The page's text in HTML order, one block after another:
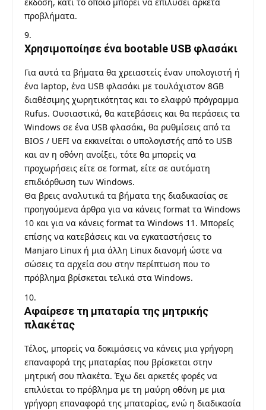
προβλήματα.
Χρησιμοποίησε ένα bootable USB φλασάκι
Για αυτά τα βήματα θα χρειαστείς έναν υπολογιστή ή
ένα laptop, ένα USB φλασάκι με τουλάχιστον 8GB
διαθέσιμης χωρητικότητας και το ελαφρύ πρόγραμμα
Rufus. Ουσιαστικά, θα κατεβάσεις και θα περάσεις τα
Windows σε ένα USB φλασάκι, θα ρυθμίσεις από τα
BIOS / UEFI να εκκινείται ο υπολογιστής από το USB
και αν η οθόνη ανοίξει, τότε θα μπορείς να
προχωρήσεις είτε σε format, είτε σε αυτόματη
επιδιόρθωση των Windows.
Θα βρεις αναλυτικά τα βήματα της διαδικασίας σε
προηγούμενα άρθρα για να κάνεις format τα Windows
10 και για να κάνεις format τα Windows 11 . Μπορείς
επίσης να κατεβάσεις και να εγκαταστήσεις το
Manjaro Linux ή μια άλλη Linux διανομή ώστε να
σώσεις τα αρχεία σου στην περίπτωση που το
πρόβλημα βρίσκεται τελικά στα Windows.
Αφαίρεσε τη μπαταρία της μητρικής
πλακέτας
Τέλος, μπορείς να δοκιμάσεις να κάνεις μια γρήγορη
επαναφορά της μπαταρίας που βρίσκεται στην
μητρική σου πλακέτα. Έχω δει αρκετές φορές να
επιλύεται το πρόβλημα με τη μαύρη οθόνη με μια
γρήγορη επαναφορά της μπαταρίας, ενώ η διαδικασία